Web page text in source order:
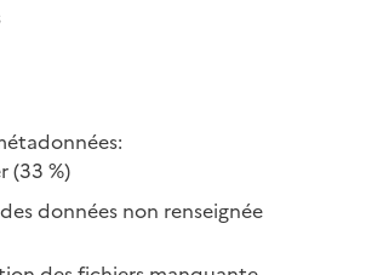
(33 %)
données non renseignée